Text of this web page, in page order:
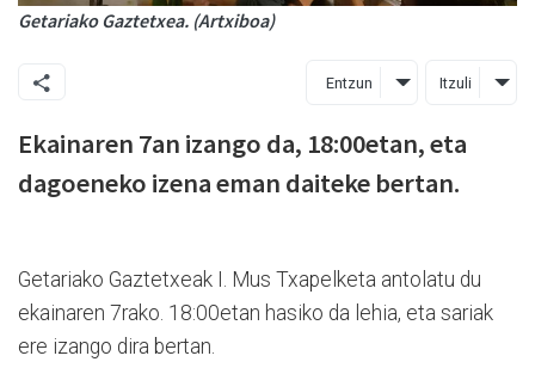
Getariako Gaztetxea. (Artxiboa)
Entzun Itzuli
Ekainaren 7an izango da, 18:00etan, eta
dagoeneko izena eman daiteke bertan.
Getariako Gaztetxeak I. Mus Txapelketa antolatu du
ekainaren 7rako. 18:00etan hasiko da lehia, eta sariak
ere izango dira bertan.